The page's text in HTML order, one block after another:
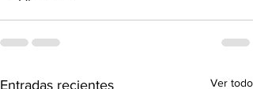
Entradas recientes Ver todo